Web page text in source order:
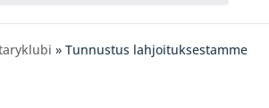
» Tunnustus lahjoituksestamme